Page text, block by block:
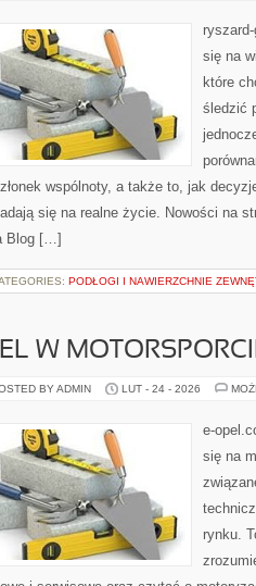
się na
które
śledzić
wspólnoty, a także to, jak
się na realne życie. Nowości na
Blog […]
PODŁOGI I NAWIERZCHNIE
W
BY ADMIN LUT - 24 - 2026
e-
się na
rynku.